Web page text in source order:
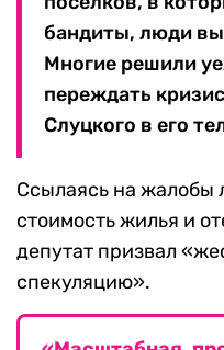
бандиты, люди
Многие решили
переждать
Слуцкого в его
Ссылаясь на
стоимость жилья и
депутат призвал
спекуляцию».